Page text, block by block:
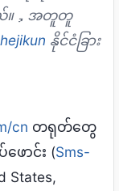
။，အတူတူ
နိုင်ငံခြား
cn တရုတ်တွေ
ောင်း (Sms-
States,